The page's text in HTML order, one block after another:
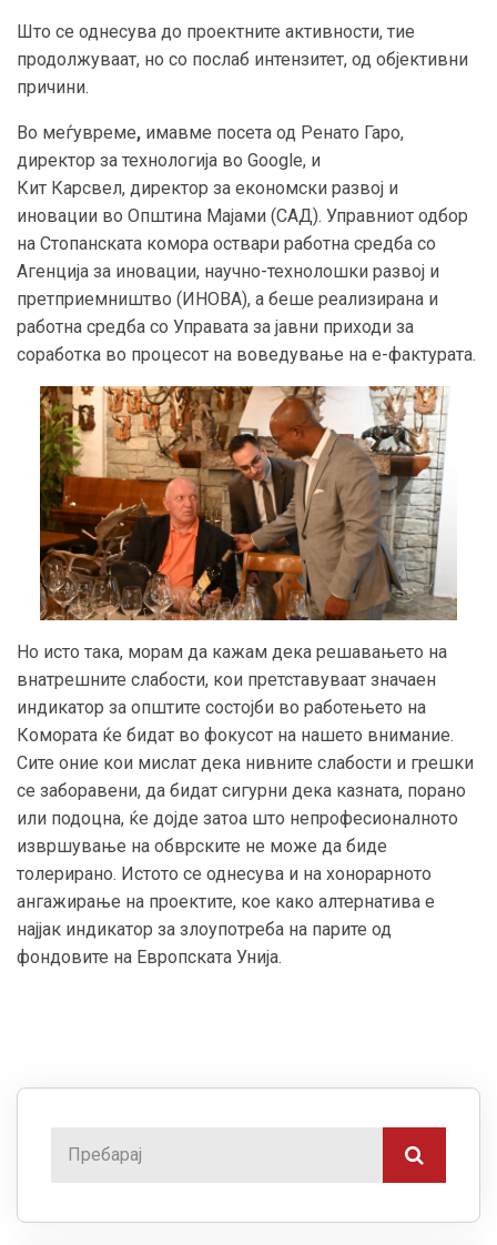
Што се однесува до проектните активности, тие
продолжуваат, но со послаб интензитет, од објективни
причини.
Во меѓувреме, имавме посета од Ренато Гаро,
директор за технологија во Google, и
Кит Карсвел, директор за економски развој и
иновации во Општина Мајами (САД). Управниот одбор
на Стопанската комора оствари работна средба со
Агенција за иновации, научно-технолошки развој и
претприемништво (ИНОВА), а беше реализирана и
работна средба со Управата за јавни приходи за
соработка во процесот на воведување на е-фактурата.
Но исто така, морам да кажам дека решавањето на
внатрешните слабости, кои претставуваат значаен
индикатор за општите состојби во работењето на
Комората ќе бидат во фокусот на нашето внимание.
Сите оние кои мислат дека нивните слабости и грешки
се заборавени, да бидат сигурни дека казната, порано
или подоцна, ќе дојде затоа што непрофесионалното
извршување на обврските не може да биде
толерирано. Истото се однесува и на хонорарното
ангажирање на проектите, кое како алтернатива е
најјак индикатор за злоупотреба на парите од
фондовите на Европската Унија.